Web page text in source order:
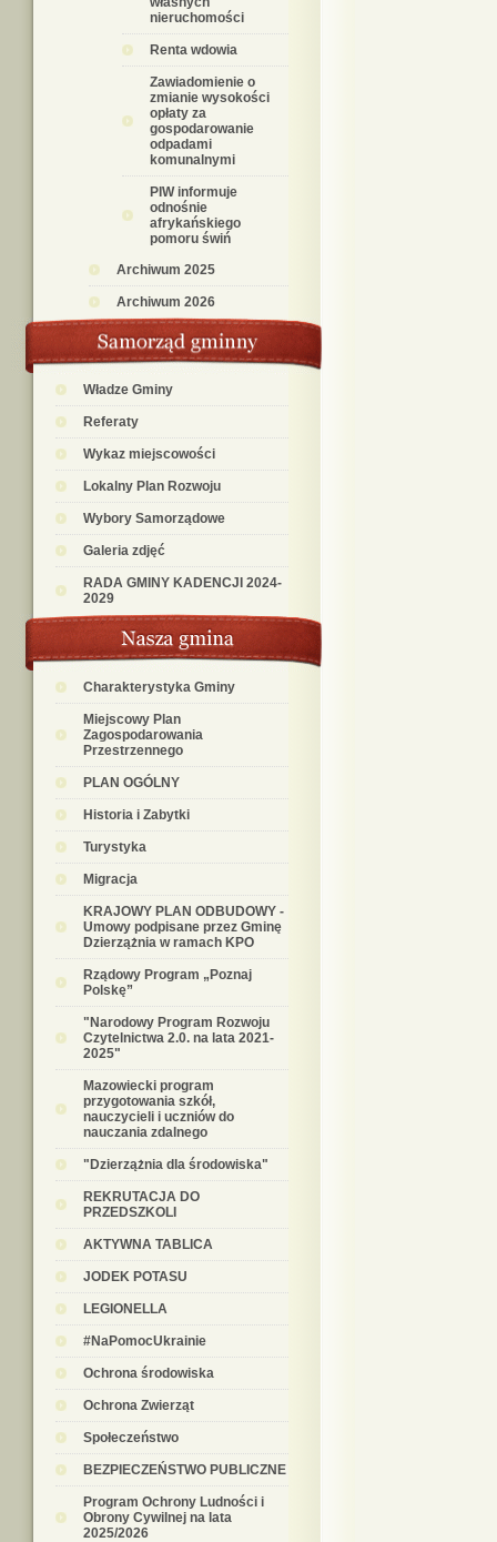
nieruchomości
Renta wdowia
Zawiadomienie o
zmianie wysokości
opłaty za
gospodarowanie
odpadami
komunalnymi
PIW informuje
odnośnie
afrykańskiego
pomoru świń
Archiwum 2025
Archiwum 2026
Władze Gminy
Referaty
Wykaz miejscowości
Lokalny Plan Rozwoju
Wybory Samorządowe
Galeria zdjęć
RADA GMINY KADENCJI 2024-
2029
Charakterystyka Gminy
Miejscowy Plan
Zagospodarowania
Przestrzennego
PLAN OGÓLNY
Historia i Zabytki
Turystyka
Migracja
KRAJOWY PLAN ODBUDOWY -
Umowy podpisane przez Gminę
Dzierzążnia w ramach KPO
Rządowy Program „Poznaj
Polskę”
"Narodowy Program Rozwoju
Czytelnictwa 2.0. na lata 2021-
2025"
Mazowiecki program
przygotowania szkół,
nauczycieli i uczniów do
nauczania zdalnego
"Dzierzążnia dla środowiska"
REKRUTACJA DO
PRZEDSZKOLI
AKTYWNA TABLICA
JODEK POTASU
LEGIONELLA
#NaPomocUkrainie
Ochrona środowiska
Ochrona Zwierząt
Społeczeństwo
BEZPIECZEŃSTWO PUBLICZNE
Program Ochrony Ludności i
Obrony Cywilnej na lata
2025/2026